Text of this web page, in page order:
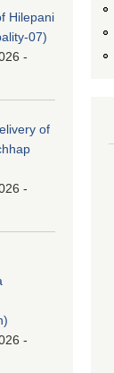
Hilepani
07)
-
of
-
-